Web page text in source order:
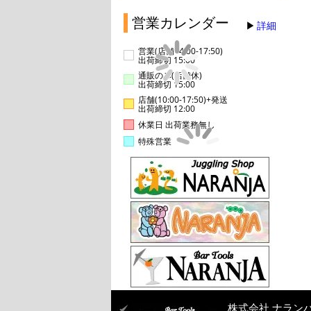
営業カレンダー 詳細
営業(店舗14:00-17:50)
出荷締切 15:00
通販のみ(店舗休)
出荷締切 15:00
店舗(10:00-17:50)+発送
出荷締切 12:00
休業日 出荷業務無し
特殊営業
株式会社 ナラン